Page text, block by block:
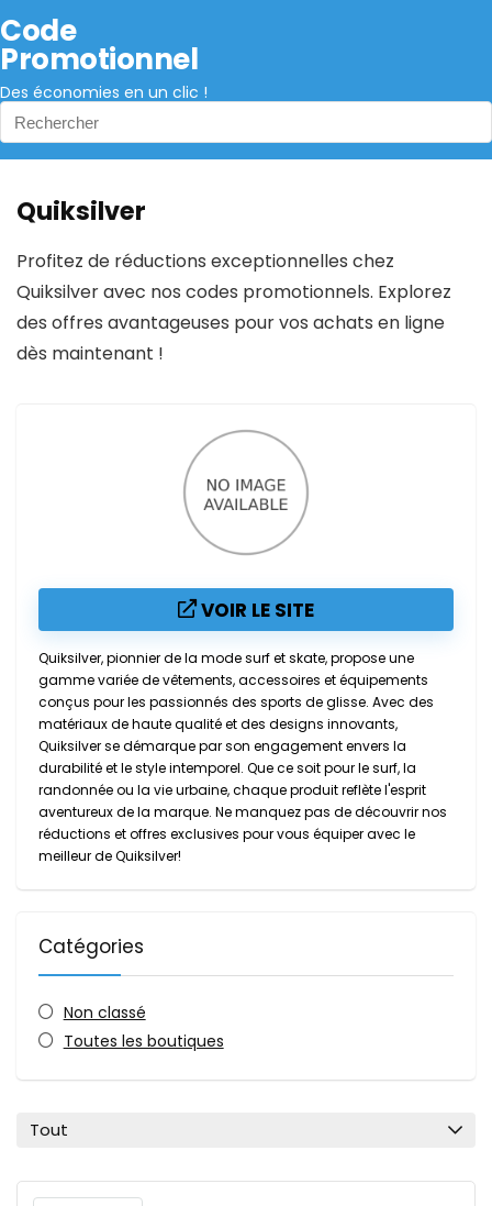
Code
Promotionnel
Des économies en un clic !
Quiksilver
Profitez de réductions exceptionnelles chez
Quiksilver avec nos codes promotionnels. Explorez
des offres avantageuses pour vos achats en ligne
dès maintenant !
VOIR LE SITE
Quiksilver, pionnier de la mode surf et skate, propose une
gamme variée de vêtements, accessoires et équipements
conçus pour les passionnés des sports de glisse. Avec des
matériaux de haute qualité et des designs innovants,
Quiksilver se démarque par son engagement envers la
durabilité et le style intemporel. Que ce soit pour le surf, la
randonnée ou la vie urbaine, chaque produit reflète l'esprit
aventureux de la marque. Ne manquez pas de découvrir nos
réductions et offres exclusives pour vous équiper avec le
meilleur de Quiksilver!
Catégories
Non classé
Toutes les boutiques
Tout